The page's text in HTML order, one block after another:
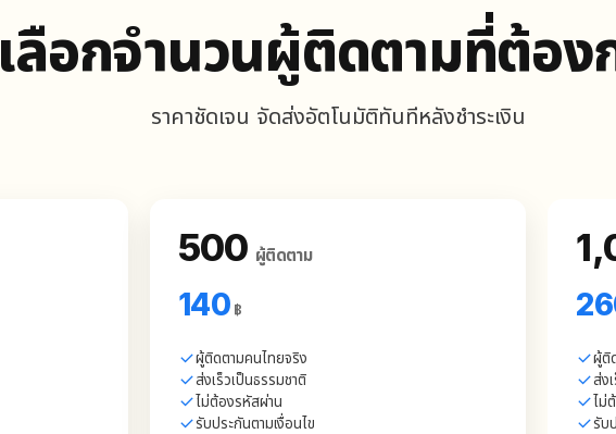
เลือกจำนวนผู้ติดตามที่ต้อง
ราคาชัดเจน จัดส่งอัตโนมัติทันทีหลังชำระเงิน
500 ผู้ติดตาม
140฿
ผู้ติดตามคนไทยจริง
ส่งเร็วเป็นธรรมชาติ
ไม่ต้องรหัสผ่าน
รับประกันตามเงื่อนไข
ผู้ติ
ส่ง
ไม่
รับ